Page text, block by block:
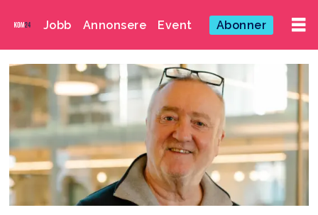
Jobb Annonsere Event Abonner
Emne:
tor
alf
elverum